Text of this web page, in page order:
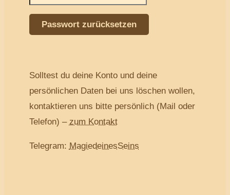
Passwort zurücksetzen
Solltest du deine Konto und deine
persönlichen Daten bei uns löschen wollen,
kontaktieren uns bitte persönlich (Mail oder
Telefon) – zum Kontakt
Telegram: MagiedeinesSeins